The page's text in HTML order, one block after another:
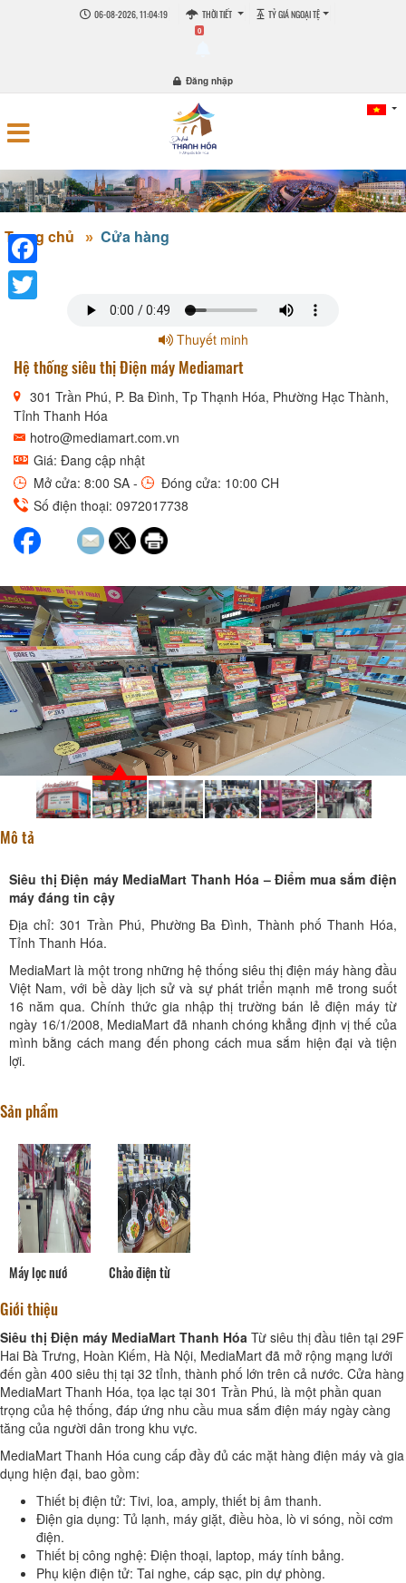
06-08-2026, 11:04:20 THỜI TIẾT TỶ GIÁ NGOẠI TỆ
0
Đăng nhập
Trang chủ Cửa hàng
Thuyết minh
Hệ thống siêu thị Điện máy Mediamart
301 Trần Phú, P. Ba Đình, Tp Thạnh Hóa, Phường Hạc Thành,
Tỉnh Thanh Hóa
hotro@mediamart.com.vn
Giá: Đang cập nhật
Mở cửa: 8:00 SA -
Đóng cửa: 10:00 CH
Số điện thoại: 0972017738
Mô tả
Siêu thị Điện máy MediaMart Thanh Hóa – Điểm mua sắm điện
máy đáng tin cậy
Địa chỉ: 301 Trần Phú, Phường Ba Đình, Thành phố Thanh Hóa,
Tỉnh Thanh Hóa.
MediaMart là một trong những hệ thống siêu thị điện máy hàng đầu
Việt Nam, với bề dày lịch sử và sự phát triển mạnh mẽ trong suốt
16 năm qua. Chính thức gia nhập thị trường bán lẻ điện máy từ
ngày 16/1/2008, MediaMart đã nhanh chóng khẳng định vị thế của
mình bằng cách mang đến phong cách mua sắm hiện đại và tiện
lợi.
Sản phẩm
Máy lọc nướ Chảo điện từ
Giới thiệu
Siêu thị Điện máy MediaMart Thanh Hóa Từ siêu thị đầu tiên tại 29F
Hai Bà Trưng, Hoàn Kiếm, Hà Nội, MediaMart đã mở rộng mạng lưới
đến gần 400 siêu thị tại 32 tỉnh, thành phố lớn trên cả nước. Cửa hàng
MediaMart Thanh Hóa, tọa lạc tại 301 Trần Phú, là một phần quan
trọng của hệ thống, đáp ứng nhu cầu mua sắm điện máy ngày càng
tăng của người dân trong khu vực.
MediaMart Thanh Hóa cung cấp đầy đủ các mặt hàng điện máy và gia
dụng hiện đại, bao gồm:
Thiết bị điện tử: Tivi, loa, amply, thiết bị âm thanh.
Điện gia dụng: Tủ lạnh, máy giặt, điều hòa, lò vi sóng, nồi cơm
điện.
Thiết bị công nghệ: Điện thoại, laptop, máy tính bảng.
Phụ kiện điện tử: Tai nghe, cáp sạc, pin dự phòng.
Facebook